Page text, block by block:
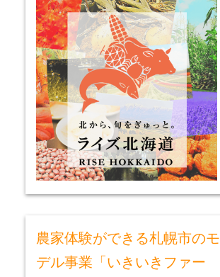
農家体験ができる札幌市のモ
デル事業「いきいきファー